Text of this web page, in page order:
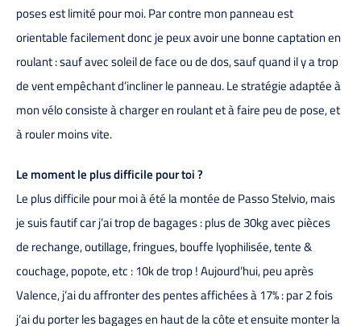
poses est limité pour moi. Par contre mon panneau est
orientable facilement donc je peux avoir une bonne captation en
roulant : sauf avec soleil de face ou de dos, sauf quand il y a trop
de vent empêchant d’incliner le panneau. Le stratégie adaptée à
mon vélo consiste à charger en roulant et à faire peu de pose, et
à rouler moins vite.
Le moment le plus difficile pour toi ?
Le plus difficile pour moi à été la montée de Passo Stelvio, mais
je suis fautif car j’ai trop de bagages : plus de 30kg avec pièces
de rechange, outillage, fringues, bouffe lyophilisée, tente &
couchage, popote, etc : 10k de trop ! Aujourd’hui, peu après
Valence, j’ai du affronter des pentes affichées à 17% : par 2 fois
j’ai du porter les bagages en haut de la côte et ensuite monter la